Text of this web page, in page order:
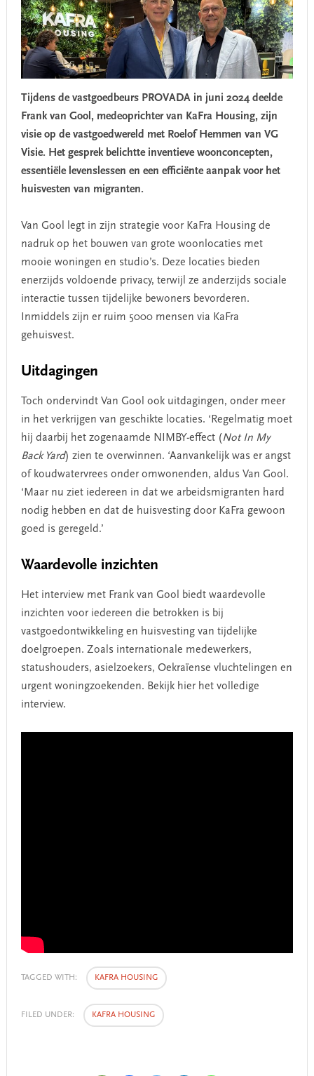
Tijdens de vastgoedbeurs PROVADA in juni 2024 deelde
Frank van Gool, medeoprichter van KaFra Housing, zijn
visie op de vastgoedwereld met Roelof Hemmen van VG
Visie. Het gesprek belichtte inventieve woonconcepten,
essentiële levenslessen en een efficiënte aanpak voor het
huisvesten van migranten.
Van Gool legt in zijn strategie voor KaFra Housing de
nadruk op het bouwen van grote woonlocaties met
mooie woningen en studio’s. Deze locaties bieden
enerzijds voldoende privacy, terwijl ze anderzijds sociale
interactie tussen tijdelijke bewoners bevorderen.
Inmiddels zijn er ruim 5000 mensen via KaFra
gehuisvest.
Uitdagingen
Toch ondervindt Van Gool ook uitdagingen, onder meer
in het verkrijgen van geschikte locaties. ‘Regelmatig moet
hij daarbij het zogenaamde NIMBY-effect (Not In My
Back Yard) zien te overwinnen. ‘Aanvankelijk was er angst
of koudwatervrees onder omwonenden, aldus Van Gool.
‘Maar nu ziet iedereen in dat we arbeidsmigranten hard
nodig hebben en dat de huisvesting door KaFra gewoon
goed is geregeld.’
Waardevolle inzichten
Het interview met Frank van Gool biedt waardevolle
inzichten voor iedereen die betrokken is bij
vastgoedontwikkeling en huisvesting van tijdelijke
doelgroepen. Zoals internationale medewerkers,
statushouders, asielzoekers, Oekraïense vluchtelingen en
urgent woningzoekenden. Bekijk hier het volledige
interview.
TAGGED WITH: KAFRA HOUSING
FILED UNDER: KAFRA HOUSING